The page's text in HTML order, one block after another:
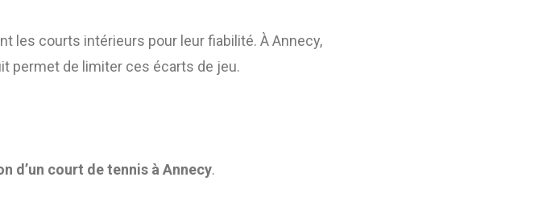
les courts intérieurs pour leur fiabilité. À Annecy,
permet de limiter ces écarts de jeu.
d’un court de tennis à Annecy.